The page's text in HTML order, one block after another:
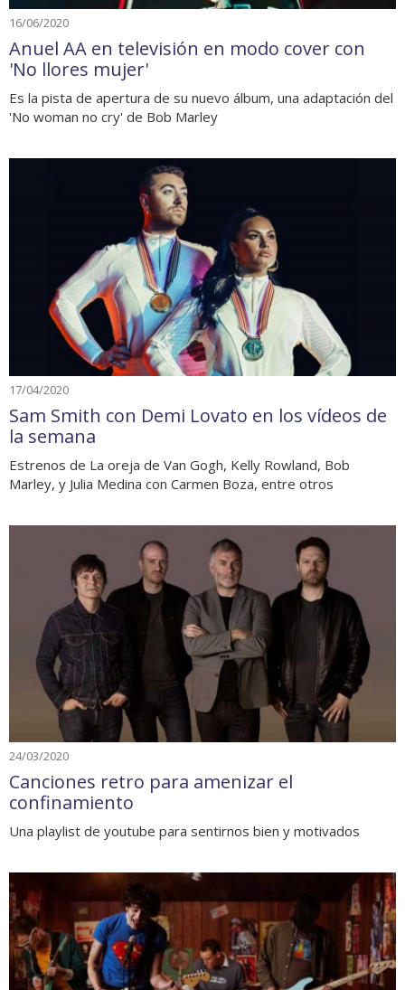
16/06/2020
Anuel AA en televisión en modo cover con
'No llores mujer'
Es la pista de apertura de su nuevo álbum, una adaptación del
'No woman no cry' de Bob Marley
17/04/2020
Sam Smith con Demi Lovato en los vídeos de
la semana
Estrenos de La oreja de Van Gogh, Kelly Rowland, Bob
Marley, y Julia Medina con Carmen Boza, entre otros
24/03/2020
Canciones retro para amenizar el
confinamiento
Una playlist de youtube para sentirnos bien y motivados